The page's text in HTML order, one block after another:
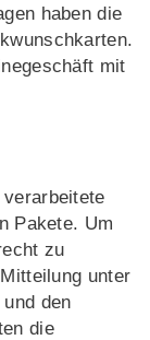
haben die
mit
Pakete. Um
zu
unter
den
die